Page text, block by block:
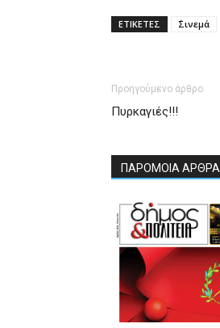
ΕΤΙΚΕΤΕΣ ΄Σινεμά
Προηγούμενο άρθρο
Πυρκαγιές!!!
ΠΑΡΟΜΟΙΑ ΑΡΘΡΑ